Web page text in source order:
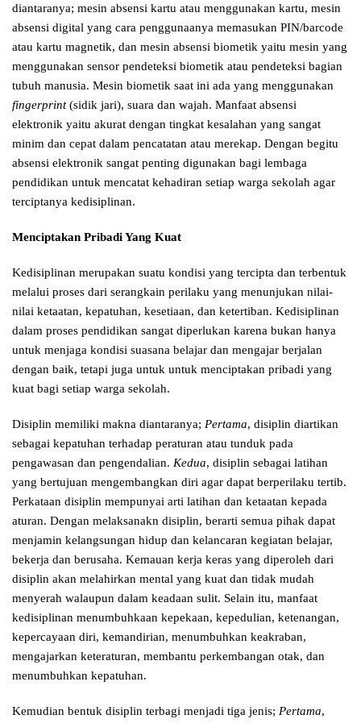
diantaranya; mesin absensi kartu atau menggunakan kartu, mesin
absensi digital yang cara penggunaanya memasukan PIN/barcode
atau kartu magnetik, dan mesin absensi biometik yaitu mesin yang
menggunakan sensor pendeteksi biometik atau pendeteksi bagian
tubuh manusia. Mesin biometik saat ini ada yang menggunakan
fingerprint(sidik jari), suara dan wajah. Manfaat absensi
elektronik yaitu akurat dengan tingkat kesalahan yang sangat
minim dan cepat dalam pencatatan atau merekap. Dengan begitu
absensi elektronik sangat penting digunakan bagi lembaga
pendidikan untuk mencatat kehadiran setiap warga sekolah agar
terciptanya kedisiplinan.
Menciptakan Pribadi Yang Kuat
Kedisiplinan merupakan suatu kondisi yang tercipta dan terbentuk
melalui proses dari serangkain perilaku yang menunjukan nilai-
nilai ketaatan, kepatuhan, kesetiaan, dan ketertiban. Kedisiplinan
dalam proses pendidikan sangat diperlukan karena bukan hanya
untuk menjaga kondisi suasana belajar dan mengajar berjalan
dengan baik, tetapi juga untuk untuk menciptakan pribadi yang
kuat bagi setiap warga sekolah.
Disiplin memiliki makna diantaranya; Pertama, disiplin diartikan
sebagai kepatuhan terhadap peraturan atau tunduk pada
pengawasan dan pengendalian. Kedua, disiplin sebagai latihan
yang bertujuan mengembangkan diri agar dapat berperilaku tertib.
Perkataan disiplin mempunyai arti latihan dan ketaatan kepada
aturan. Dengan melaksanakn disiplin, berarti semua pihak dapat
menjamin kelangsungan hidup dan kelancaran kegiatan belajar,
bekerja dan berusaha. Kemauan kerja keras yang diperoleh dari
disiplin akan melahirkan mental yang kuat dan tidak mudah
menyerah walaupun dalam keadaan sulit. Selain itu, manfaat
kedisiplinan menumbuhkaan kepekaan, kepedulian, ketenangan,
kepercayaan diri, kemandirian, menumbuhkan keakraban,
mengajarkan keteraturan, membantu perkembangan otak, dan
menumbuhkan kepatuhan.
Kemudian bentuk disiplin terbagi menjadi tiga jenis; Pertama,